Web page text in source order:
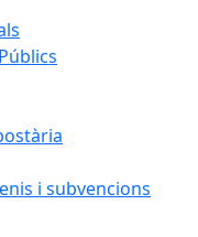
i subvencions